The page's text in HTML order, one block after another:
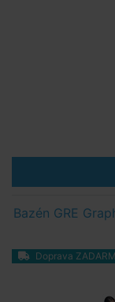
Bazén GRE
Doprava